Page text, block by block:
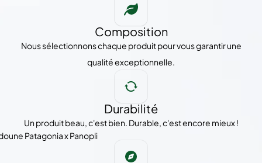
Composition
Nous sélectionnons chaque produit pour vous garantir une
qualité exceptionnelle.
Durabilité
Un produit beau, c'est bien. Durable, c'est encore mieux !